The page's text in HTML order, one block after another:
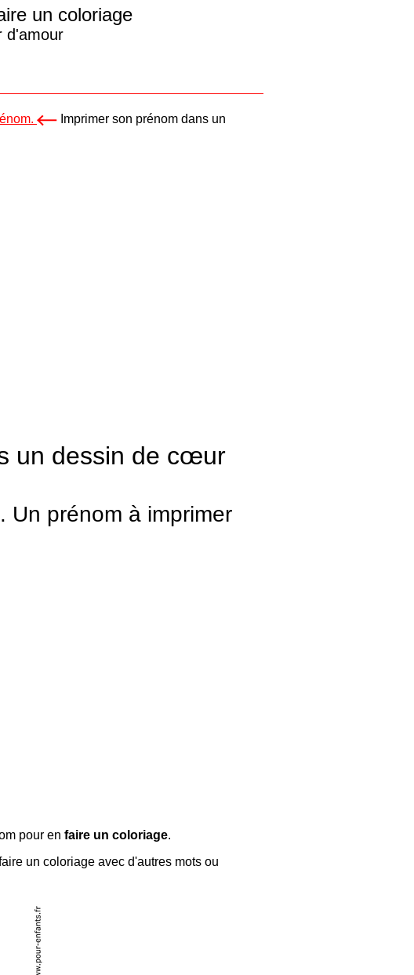
un coloriage
d'amour
Imprimer son prénom dans un
dans un dessin de cœur
Un prénom à imprimer
pour en faire un coloriage.
un coloriage avec d'autres mots ou